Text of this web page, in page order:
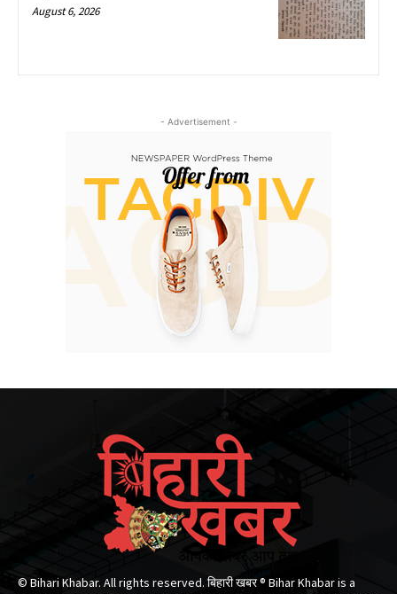
August 6, 2026
- Advertisement -
© Bihari Khabar. All rights reserved. बिहारी खबर ®​ Bihar Khabar is a